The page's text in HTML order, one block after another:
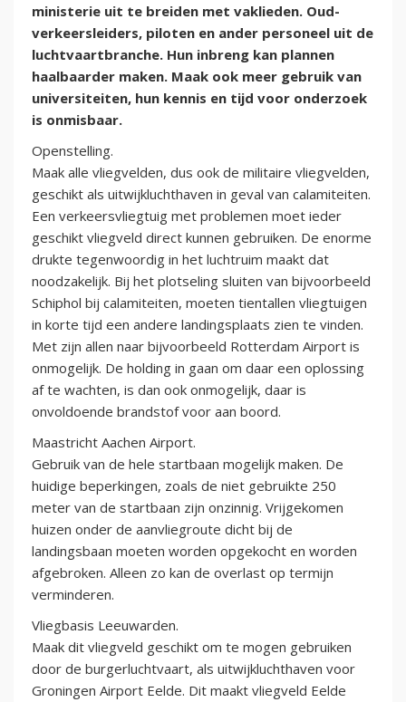
ministerie uit te breiden met vaklieden. Oud-
verkeersleiders, piloten en ander personeel uit de
luchtvaartbranche. Hun inbreng kan plannen
haalbaarder maken. Maak ook meer gebruik van
universiteiten, hun kennis en tijd voor onderzoek
is onmisbaar.
Openstelling.
Maak alle vliegvelden, dus ook de militaire vliegvelden,
geschikt als uitwijkluchthaven in geval van calamiteiten.
Een verkeersvliegtuig met problemen moet ieder
geschikt vliegveld direct kunnen gebruiken. De enorme
drukte tegenwoordig in het luchtruim maakt dat
noodzakelijk. Bij het plotseling sluiten van bijvoorbeeld
Schiphol bij calamiteiten, moeten tientallen vliegtuigen
in korte tijd een andere landingsplaats zien te vinden.
Met zijn allen naar bijvoorbeeld Rotterdam Airport is
onmogelijk. De holding in gaan om daar een oplossing
af te wachten, is dan ook onmogelijk, daar is
onvoldoende brandstof voor aan boord.
Maastricht Aachen Airport.
Gebruik van de hele startbaan mogelijk maken. De
huidige beperkingen, zoals de niet gebruikte 250
meter van de startbaan zijn onzinnig. Vrijgekomen
huizen onder de aanvliegroute dicht bij de
landingsbaan moeten worden opgekocht en worden
afgebroken. Alleen zo kan de overlast op termijn
verminderen.
Vliegbasis Leeuwarden.
Maak dit vliegveld geschikt om te mogen gebruiken
door de burgerluchtvaart, als uitwijkluchthaven voor
Groningen Airport Eelde. Dit maakt vliegveld Eelde